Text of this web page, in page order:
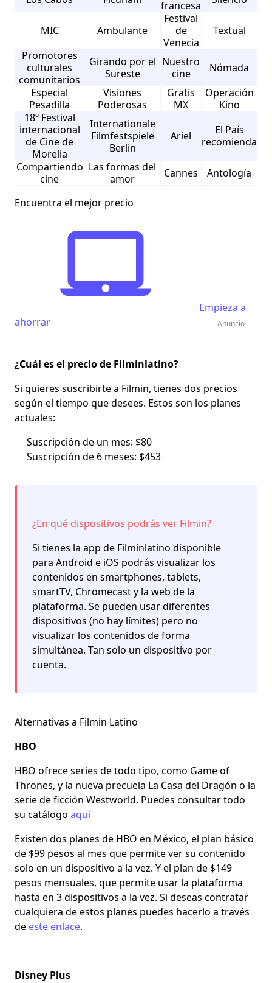
francesa
MIC Ambulante
Festival
de
Venecia
Textual
Promotores
culturales
comunitarios
Girando por el
Sureste
Nuestro
cine
Nómada
Especial
Pesadilla
Visiones
Poderosas
Gratis
MX
Operación
Kino
18º Festival
internacional
de Cine de
Morelia
Internationale
Filmfestspiele
Berlin
Ariel
El País
recomienda
Compartiendo
cine
Las formas del
amor
Cannes Antología
Encuentra el mejor precio
Empieza a
ahorrar
Anuncio
¿Cuál es el precio de Filminlatino?
Si quieres suscribirte a Filmin, tienes dos precios
según el tiempo que desees. Estos son los planes
actuales:
Suscripción de un mes: $80
Suscripción de 6 meses: $453
¿En qué dispositivos podrás ver Filmin?
Si tienes la app de Filminlatino disponible
para Android e iOS podrás visualizar los
contenidos en smartphones, tablets,
smartTV, Chromecast y la web de la
plataforma. Se pueden usar diferentes
dispositivos (no hay límites) pero no
visualizar los contenidos de forma
simultánea. Tan solo un dispositivo por
cuenta.
Alternativas a Filmin Latino
HBO
HBO ofrece series de todo tipo, como Game of
Thrones, y la nueva precuela La Casa del Dragón o la
serie de ficción Westworld. Puedes consultar todo
su catálogo aquí
Existen dos planes de HBO en México, el plan básico
de $99 pesos al mes que permite ver su contenido
solo en un dispositivo a la vez. Y el plan de $149
pesos mensuales, que permite usar la plataforma
hasta en 3 dispositivos a la vez. Si deseas contratar
cualquiera de estos planes puedes hacerlo a través
de este enlace.
Disney Plus